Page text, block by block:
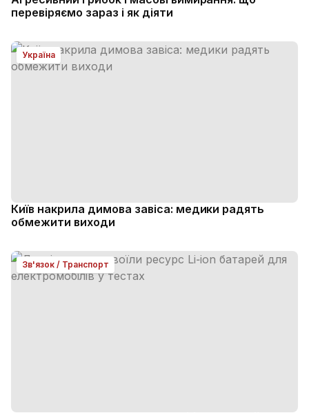
перевіряємо зараз і як діяти
Україна
Київ накрила димова завіса: медики радять
обмежити виходи
Зв'язок / Транспорт